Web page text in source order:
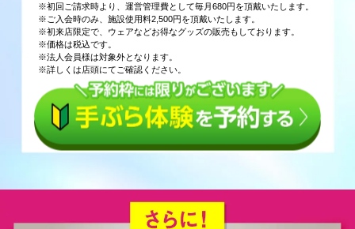
※初回ご請求時より、運営管理費として毎月680円を頂戴いたします。
※ご入会時のみ、施設使用料2,500円を頂戴いたします。
※初来店限定で、ウェアなどお得なグッズの販売もしております。
※価格は税込です。
※法人会員様は対象外となります。
※詳しくは店頭にてご確認ください。